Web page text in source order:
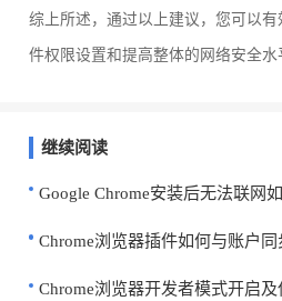
综上所述，通过以上建议，您可以有
件权限设置和提高整体的网络安全水
继续阅读
Google Chrome安装后无法联网
Chrome浏览器插件如何与账户
Chrome浏览器开发者模式开启